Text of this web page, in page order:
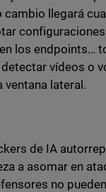
llegará
los endpoints…
vídeos o
lateral.
de IA
a asomar en
no